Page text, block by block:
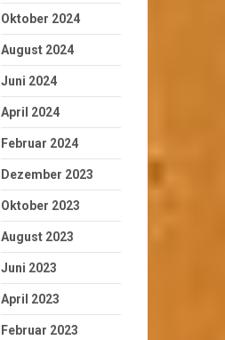
Oktober 2024
August 2024
Juni 2024
April 2024
Februar 2024
Dezember 2023
Oktober 2023
August 2023
Juni 2023
April 2023
Februar 2023